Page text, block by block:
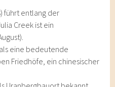
führt entlang der
Creek ist ein
eine bedeutende
Friedhöfe, ein chinesischer